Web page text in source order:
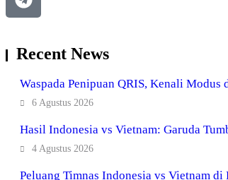
Recent News
Waspada Penipuan QRIS, Kenali Modus
6 Agustus 2026
Hasil Indonesia vs Vietnam: Garuda
4 Agustus 2026
Peluang Timnas Indonesia vs Vietnam